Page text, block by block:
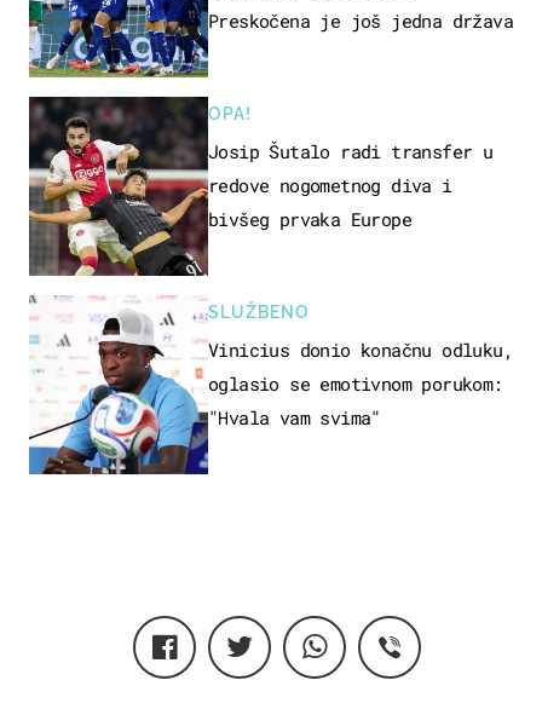
Preskočena je još jedna država
OPA!
Josip Šutalo radi transfer u
redove nogometnog diva i
bivšeg prvaka Europe
SLUŽBENO
Vinicius donio konačnu odluku,
oglasio se emotivnom porukom:
"Hvala vam svima"